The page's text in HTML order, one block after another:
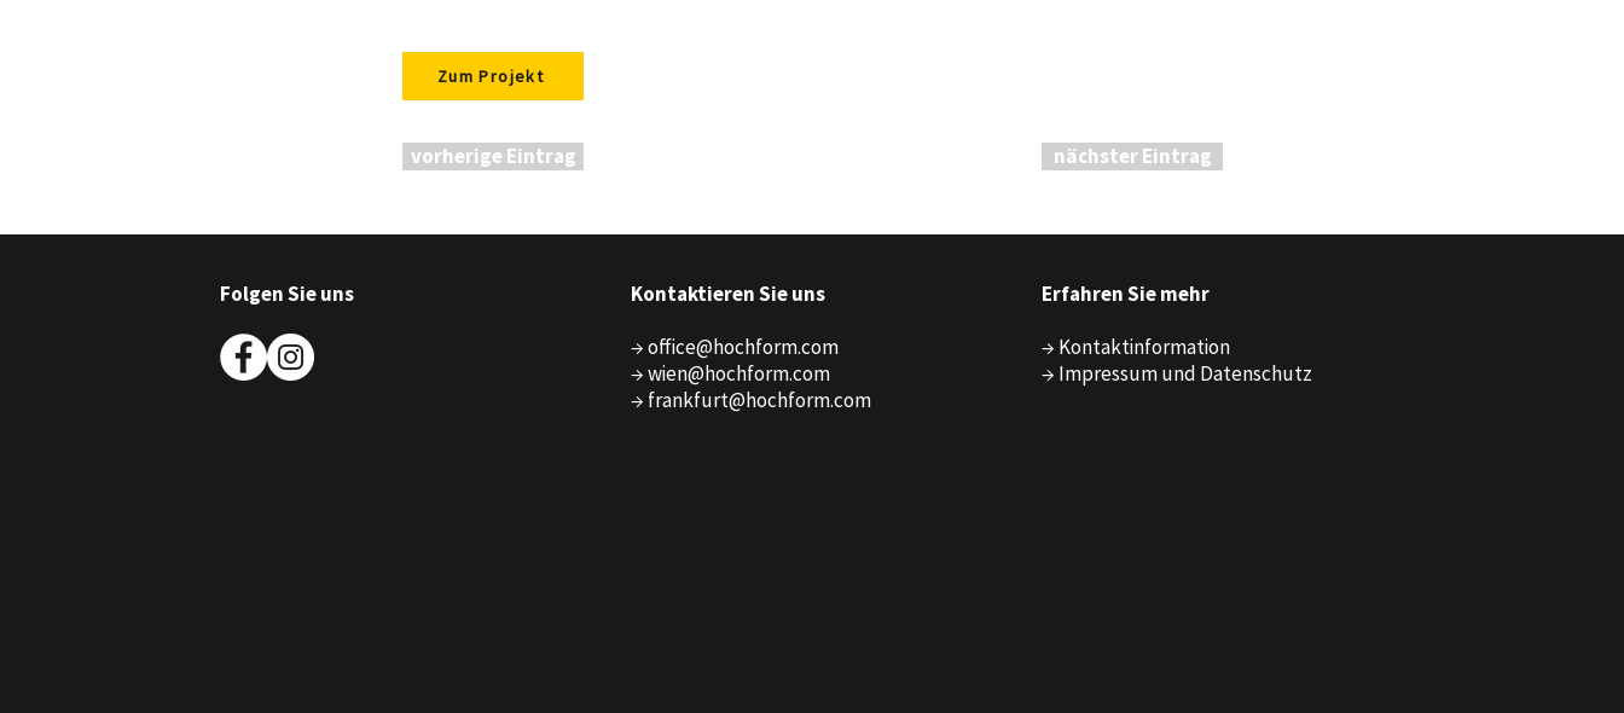
Zum Projekt
vorherige Eintrag nächster Eintrag
Folgen Sie uns
Kontaktieren Sie uns
→ office@hochform.com
→ wien@hochform.com
→ frankfurt@hochform.com
Erfahren Sie mehr
→ Kontaktinformation
→ Impressum und Datenschutz